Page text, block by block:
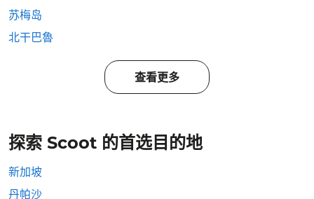
苏梅岛
北干巴魯
查看更多
探索 Scoot 的首选目的地
新加坡
丹帕沙